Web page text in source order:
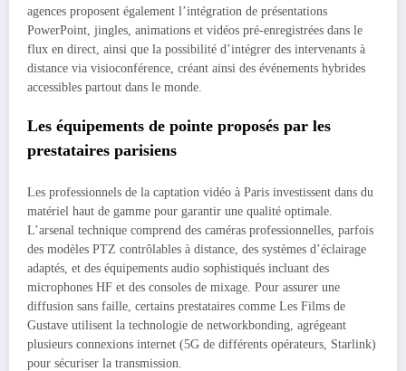
agences proposent également l’intégration de présentations
PowerPoint, jingles, animations et vidéos pré-enregistrées dans le
flux en direct, ainsi que la possibilité d’intégrer des intervenants à
distance via visioconférence, créant ainsi des événements hybrides
accessibles partout dans le monde.
Les équipements de pointe proposés par les
prestataires parisiens
Les professionnels de la captation vidéo à Paris investissent dans du
matériel haut de gamme pour garantir une qualité optimale.
L’arsenal technique comprend des caméras professionnelles, parfois
des modèles PTZ contrôlables à distance, des systèmes d’éclairage
adaptés, et des équipements audio sophistiqués incluant des
microphones HF et des consoles de mixage. Pour assurer une
diffusion sans faille, certains prestataires comme Les Films de
Gustave utilisent la technologie de networkbonding, agrégeant
plusieurs connexions internet (5G de différents opérateurs, Starlink)
pour sécuriser la transmission.